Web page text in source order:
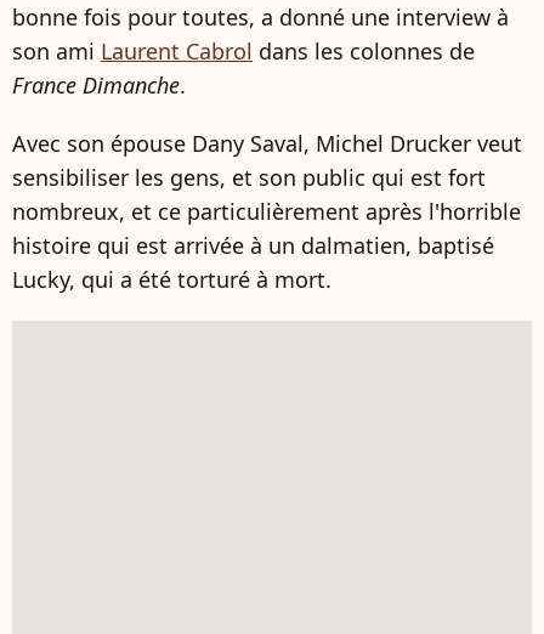
bonne fois pour toutes, a donné une interview à
son ami Laurent Cabrol dans les colonnes de
France Dimanche.
Avec son épouse Dany Saval, Michel Drucker veut
sensibiliser les gens, et son public qui est fort
nombreux, et ce particulièrement après l'horrible
histoire qui est arrivée à un dalmatien, baptisé
Lucky, qui a été torturé à mort.